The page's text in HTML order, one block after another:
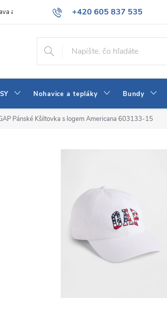
+420 605 837 535
info@jeans-shop.sk
a platba Všeobecné obchodné podmienky
Nohavice a tepláky Bundy
Pánské Kšiltovka s logem Americana 603133-15